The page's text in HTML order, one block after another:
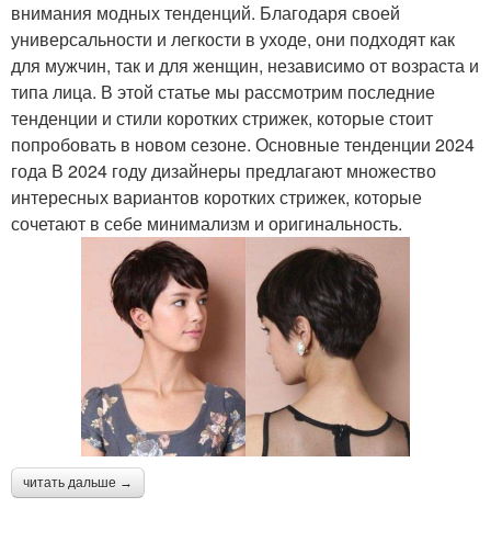
внимания модных тенденций. Благодаря своей
универсальности и легкости в уходе, они подходят как
для мужчин, так и для женщин, независимо от возраста и
типа лица. В этой статье мы рассмотрим последние
тенденции и стили коротких стрижек, которые стоит
попробовать в новом сезоне. Основные тенденции 2024
года В 2024 году дизайнеры предлагают множество
интересных вариантов коротких стрижек, которые
сочетают в себе минимализм и оригинальность.
читать дальше →